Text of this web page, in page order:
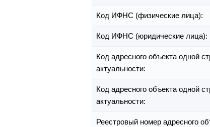
Код ИФНС (физические лица):
Код ИФНС (юридические лица):
Код адресного объекта одной
актуальности:
Код адресного объекта одной
актуальности:
Реестровый номер адресного